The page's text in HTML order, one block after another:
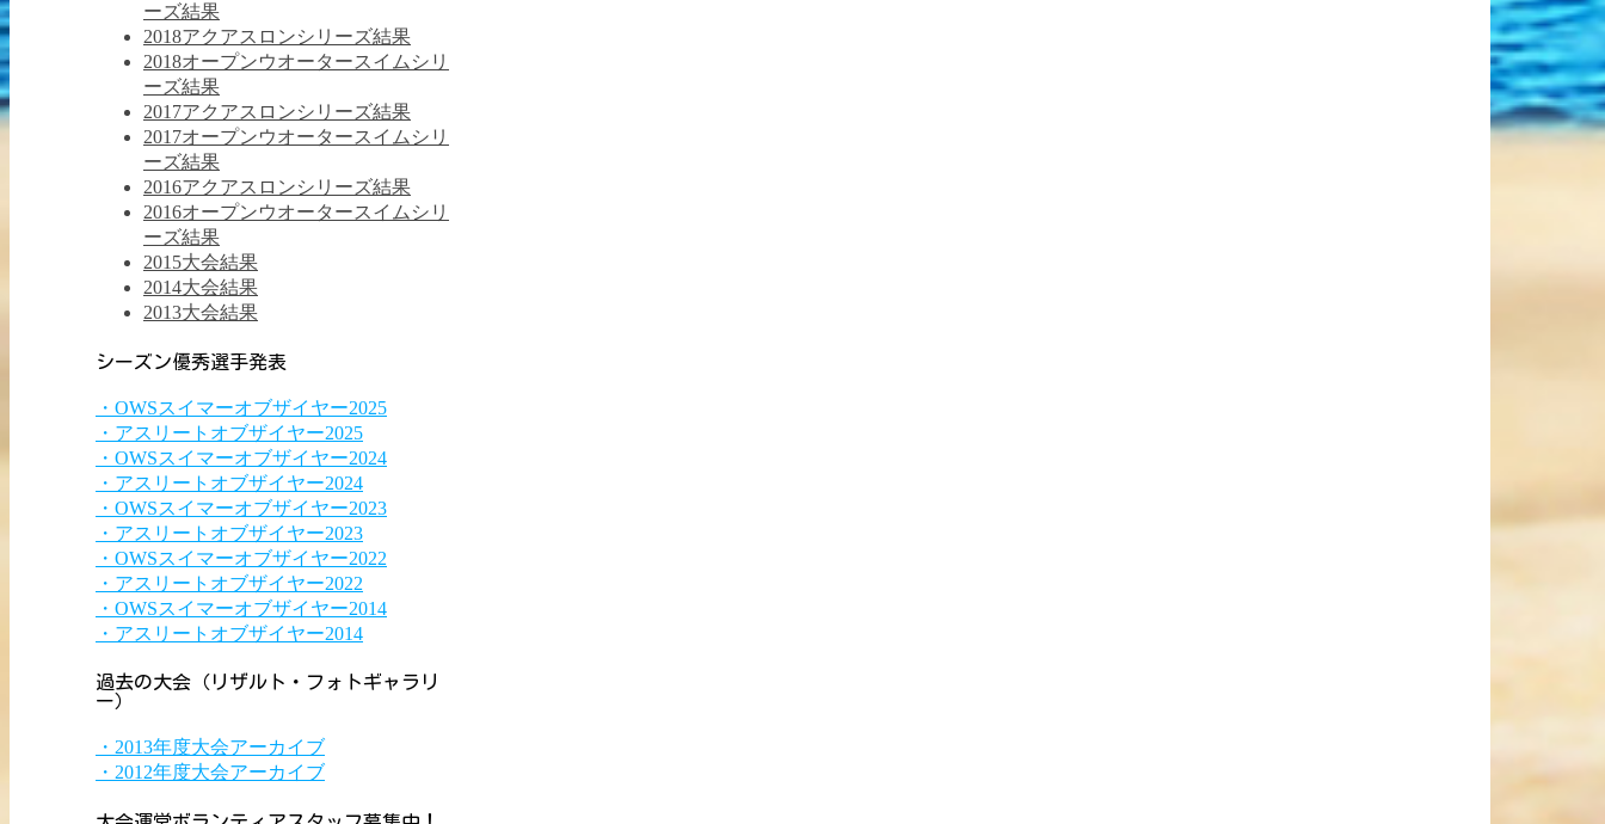
ーズ結果
2018アクアスロンシリーズ結果
2018オープンウオータースイムシリ
ーズ結果
2017アクアスロンシリーズ結果
2017オープンウオータースイムシリ
ーズ結果
2016アクアスロンシリーズ結果
2016オープンウオータースイムシリ
ーズ結果
2015大会結果
2014大会結果
2013大会結果
シーズン優秀選手発表
・OWSスイマーオブザイヤー2025
・アスリートオブザイヤー2025
・OWSスイマーオブザイヤー2024
・アスリートオブザイヤー2024
・OWSスイマーオブザイヤー2023
・アスリートオブザイヤー2023
・OWSスイマーオブザイヤー2022
・アスリートオブザイヤー2022
・OWSスイマーオブザイヤー2014
・アスリートオブザイヤー2014
過去の大会（リザルト・フォトギャラリ
ー）
・2013年度大会アーカイブ
・2012年度大会アーカイブ